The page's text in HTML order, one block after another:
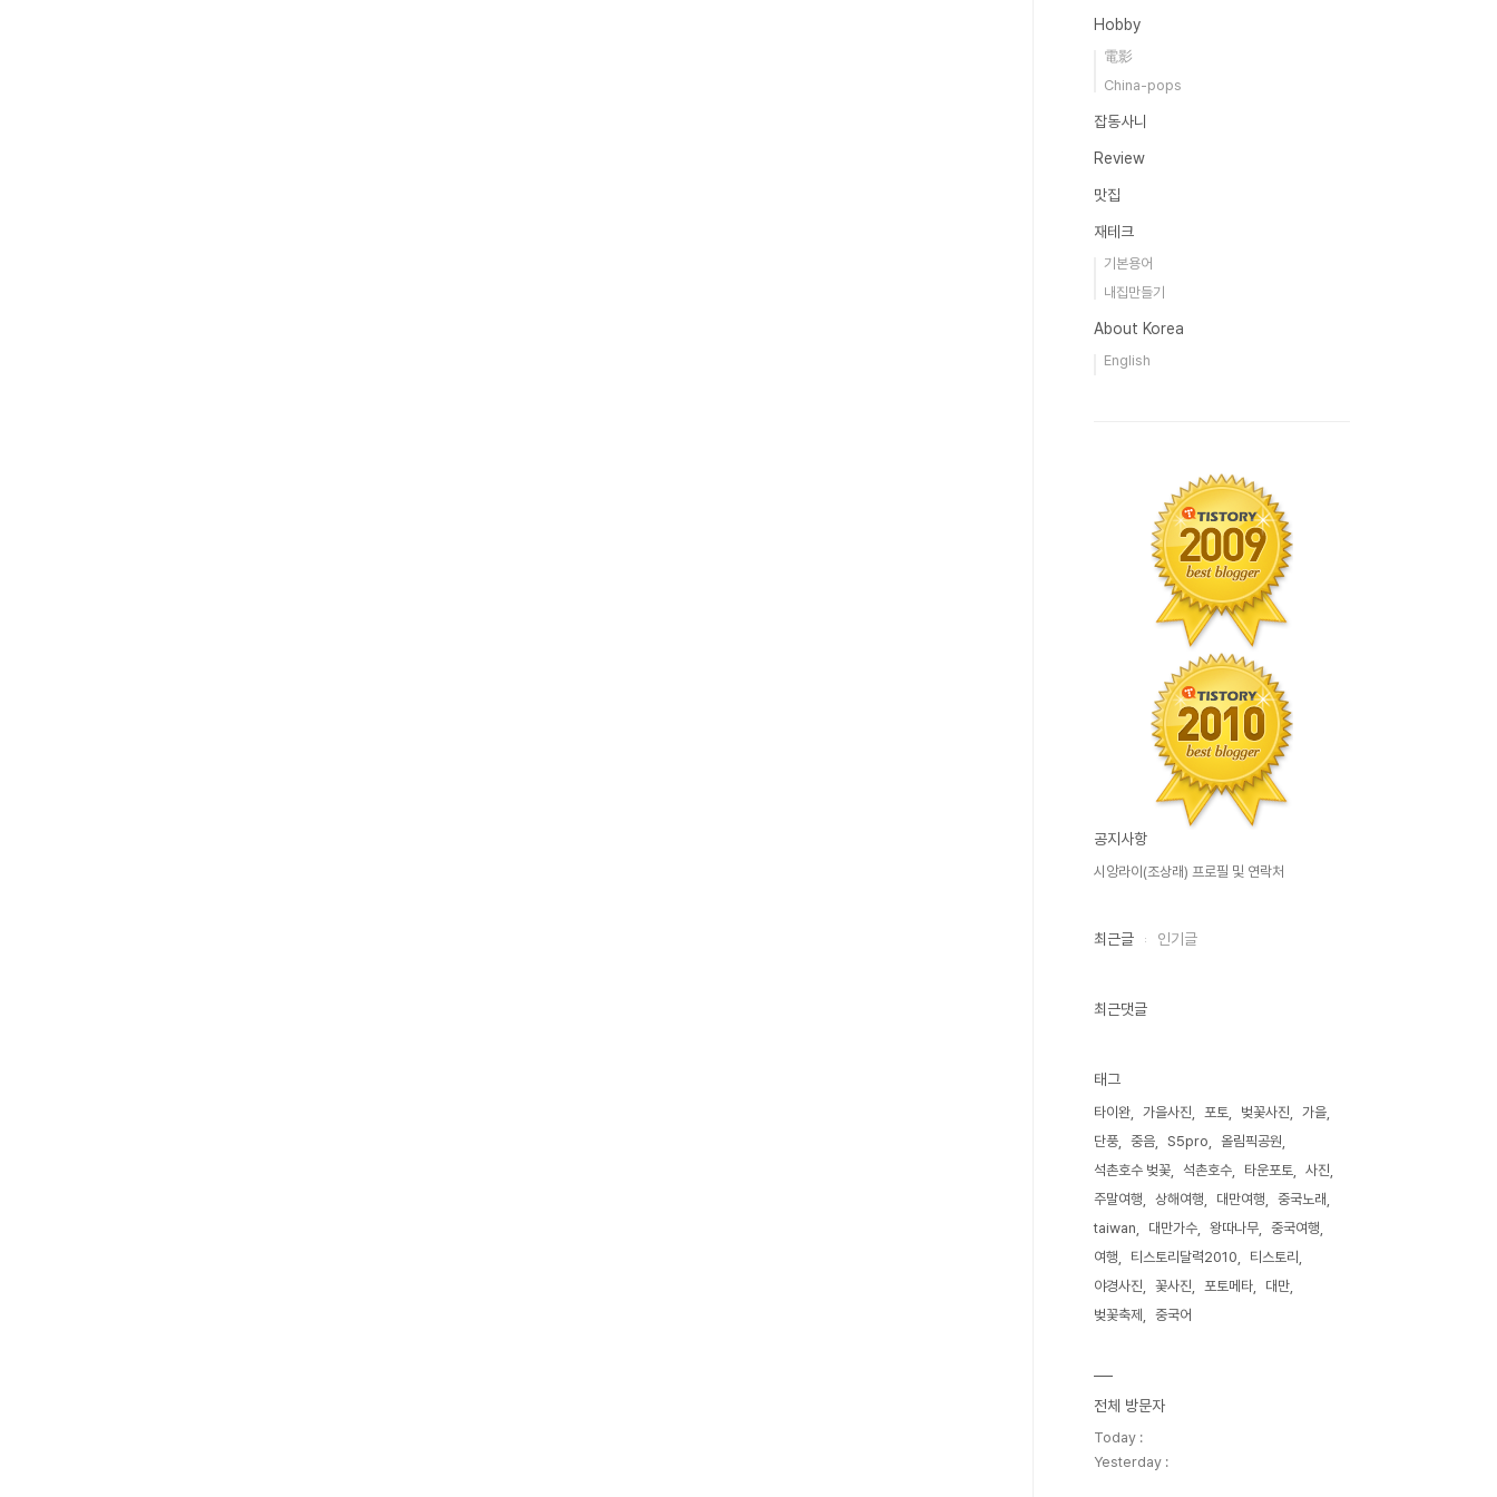
Hobby
電影
China-pops
잡동사니
Review
맛집
재테크
기본용어
내집만들기
About Korea
English
공지사항
시앙라이(조상래) 프로필 및 연락처
최근글 인기글
최근댓글
태그
타이완 가을사진 포토 벚꽃사진
가을
단풍
중음 S5pro
올림픽공원
석촌호수 벚꽃
석촌호수 타운포토
사진
주말여행
상해여행 대만여행
중국노래
taiwan
대만가수 왕따나무
중국여행
여행
티스토리달력2010
티스토리
야경사진
꽃사진 포토메타
대만
벚꽃축제
중국어
전체 방문자
Today :
Yesterday :